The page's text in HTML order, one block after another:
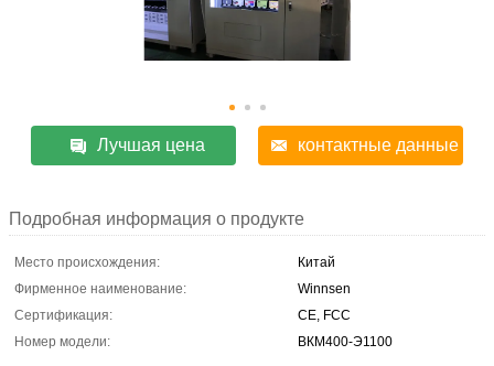
Лучшая цена контактные данные
Подробная информация о продукте
Место происхождения:
Китай
Фирменное наименование:
Winnsen
Сертификация:
CE, FCC
Номер модели:
ВКМ400-Э1100